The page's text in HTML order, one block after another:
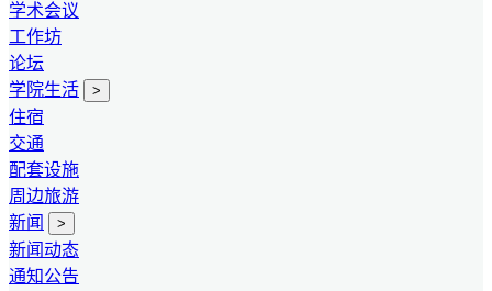
学术会议
工作坊
论坛
学院生活
>
住宿
交通
配套设施
周边旅游
新闻
>
新闻动态
通知公告